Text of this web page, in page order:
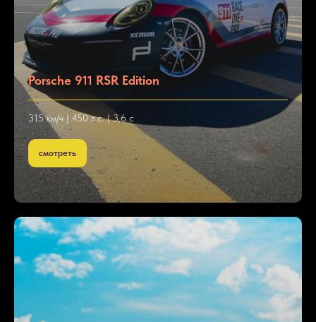
Porsche 911 RSR Edition
315 км/ч | 450 л.с. | 3,6 с
смотреть